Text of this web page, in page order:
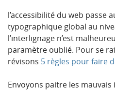
l’accessibilité du web passe
typographique global au
l’interlignage n’est
paramètre oublié. Pour se
révisons 5 règles pour faire
Envoyons paitre les